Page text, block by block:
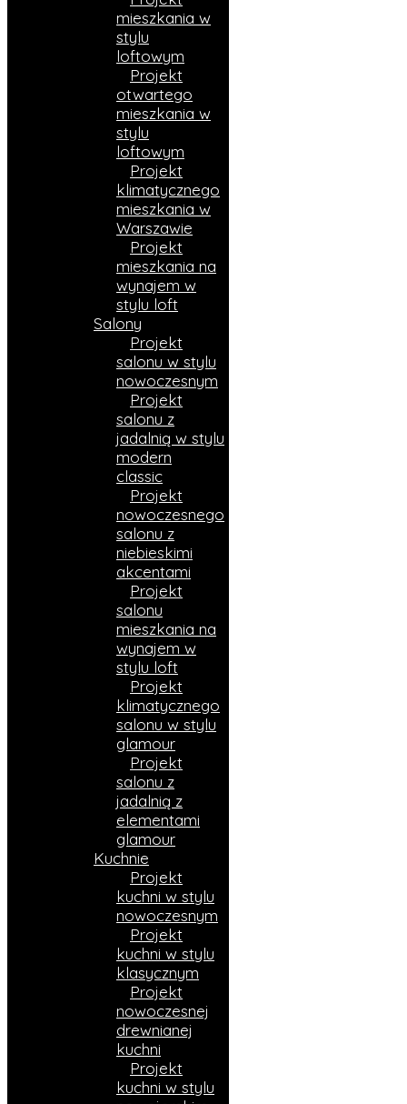
mieszkania w
stylu
loftowym
Projekt
otwartego
mieszkania w
stylu
loftowym
Projekt
klimatycznego
mieszkania w
Warszawie
Projekt
mieszkania na
wynajem w
stylu loft
Salony
Projekt
salonu w stylu
nowoczesnym
Projekt
salonu z
jadalnią w stylu
modern
classic
Projekt
nowoczesnego
salonu z
niebieskimi
akcentami
Projekt
salonu
mieszkania na
wynajem w
stylu loft
Projekt
klimatycznego
salonu w stylu
glamour
Projekt
salonu z
jadalnią z
elementami
glamour
Kuchnie
Projekt
kuchni w stylu
nowoczesnym
Projekt
kuchni w stylu
klasycznym
Projekt
nowoczesnej
drewnianej
kuchni
Projekt
kuchni w stylu